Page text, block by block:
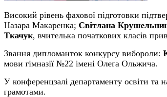
Високий рівень фахової підготовки
Назара Макаренка; Світлана
Ткачук, вчителька початкових класів
Звання дипломанток конкурсу вибороли:
мови гімназії №22 імені Олега Ольжича.
У конференцзалі департаменту освіти та
грамотами.